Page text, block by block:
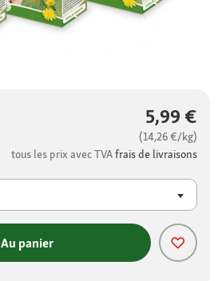
5,99 €
(14,26 €/kg)
tous les prix avec TVAfrais de livraisons
Au panier